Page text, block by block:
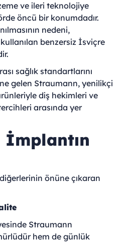
ve ileri teknolojiye
öncü bir konumdadır.
nedeni,
benzersiz İsviçre
sağlık standartlarını
gelen Straumann, yenilikçi
diş hekimleri ve
arasında yer
İmplantın
önüne çıkaran
Straumann
hem de günlük